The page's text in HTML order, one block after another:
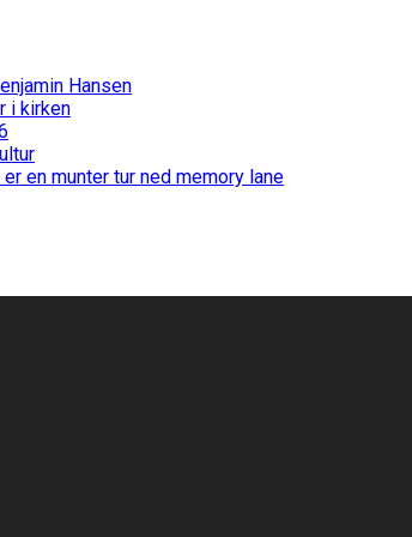
Hansen
i kirken
en munter tur ned memory lane